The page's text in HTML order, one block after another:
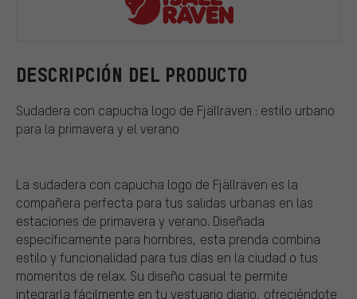
DESCRIPCIÓN DEL PRODUCTO
Sudadera con capucha logo de Fjällräven : estilo urbano
para la primavera y el verano
La sudadera con capucha logo de Fjällräven es la
compañera perfecta para tus salidas urbanas en las
estaciones de primavera y verano. Diseñada
específicamente para hombres, esta prenda combina
estilo y funcionalidad para tus días en la ciudad o tus
momentos de relax. Su diseño casual te permite
integrarla fácilmente en tu vestuario diario, ofreciéndote